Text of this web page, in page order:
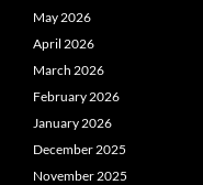
May 2026
April 2026
March 2026
February 2026
January 2026
December 2025
November 2025